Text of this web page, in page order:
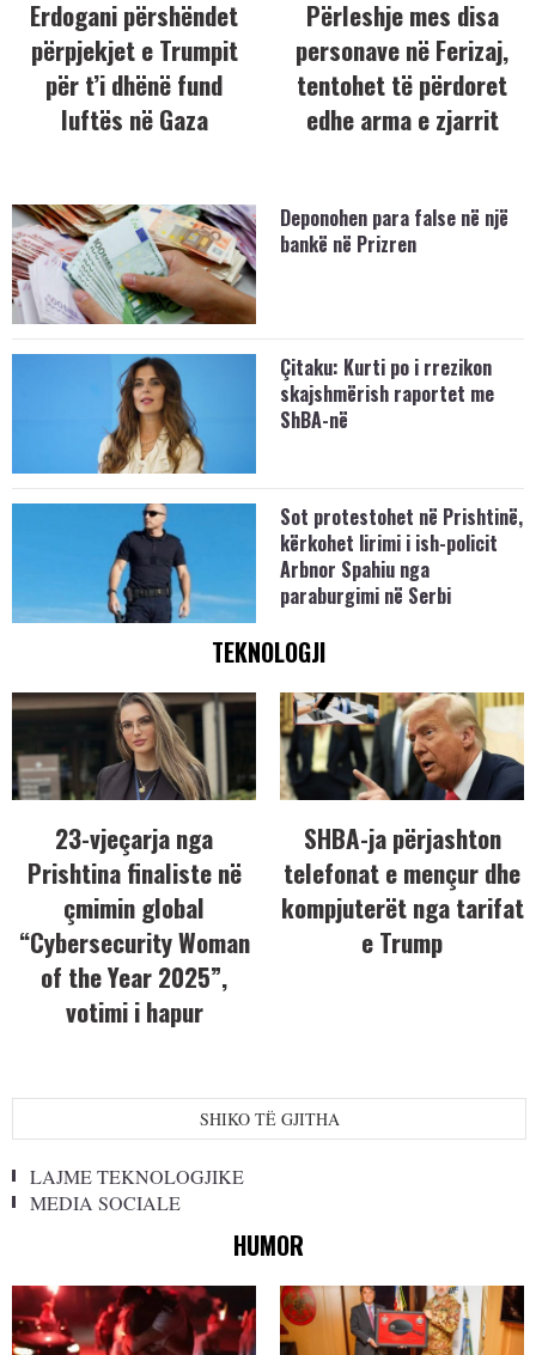
Erdogani përshëndet
përpjekjet e Trumpit
për t’i dhënë fund
luftës në Gaza
Përleshje mes disa
personave në Ferizaj,
tentohet të përdoret
edhe arma e zjarrit
Deponohen para false në një
bankë në Prizren
Çitaku: Kurti po i rrezikon
skajshmërish raportet me
ShBA-në
Sot protestohet në Prishtinë,
kërkohet lirimi i ish-policit
Arbnor Spahiu nga
paraburgimi në Serbi
TEKNOLOGJI
23-vjeçarja nga
Prishtina finaliste në
çmimin global
“Cybersecurity Woman
of the Year 2025”,
votimi i hapur
SHBA-ja përjashton
telefonat e mençur dhe
kompjuterët nga tarifat
e Trump
SHIKO TË GJITHA
LAJME TEKNOLOGJIKE
MEDIA SOCIALE
HUMOR